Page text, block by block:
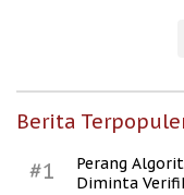
Berita
#1
Perang
Diminta